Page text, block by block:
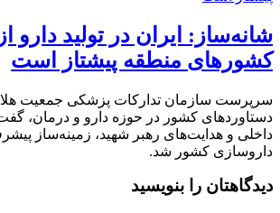
شانه‌ساز: ایران در تولید دارو
کشورهای منطقه پیشتاز است
سرپرست سازمان تدارکات پزشکی جمعیت
دستاوردهای کشور در حوزه دارو و درمان،
داخلی و هدایت‌های رهبر شهید، زمینه‌ساز
داروسازی کشور شد.
دیدگاهتان را بنویسید